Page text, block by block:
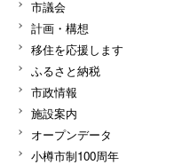
市議会
計画・構想
移住を応援します
ふるさと納税
市政情報
施設案内
オープンデータ
小樽市制100周年